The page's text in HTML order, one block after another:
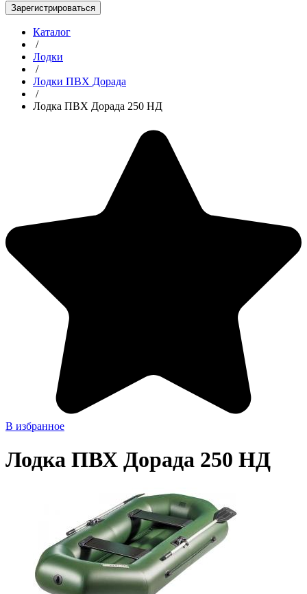
Зарегистрироваться
Каталог
/
Лодки
/
Лодки ПВХ Дорада
/
Лодка ПВХ Дорада 250 НД
В избранное
Лодка ПВХ Дорада 250 НД